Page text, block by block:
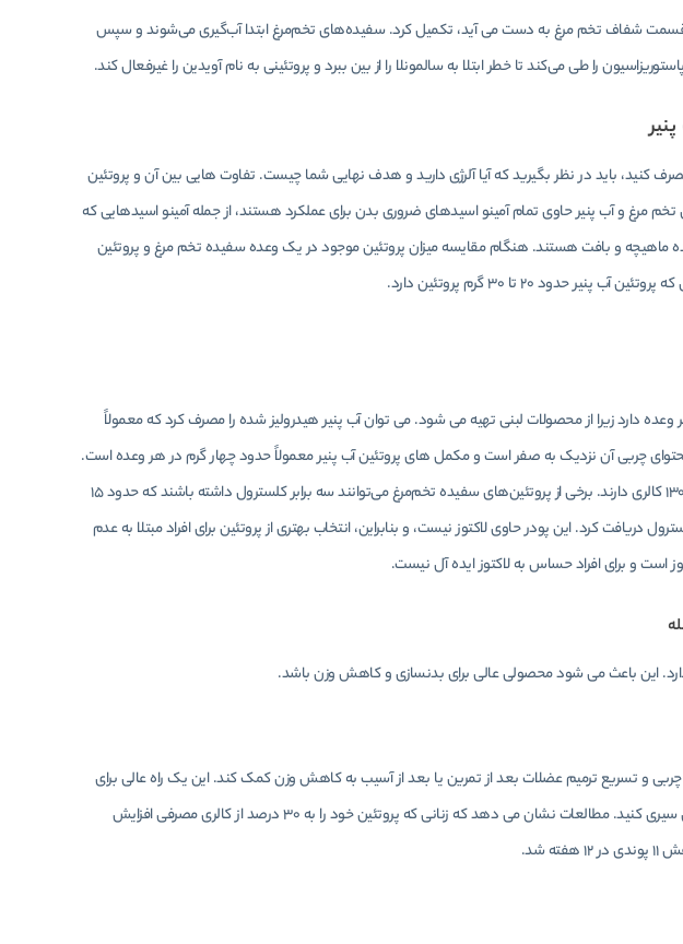
قسمت شفاف تخم مرغ به دست می آید، تکمیل کرد. سفیده‌های تخم‌مرغ ابتدا آب‌گیری می‌شوند و سپس
را طی می‌کند تا خطر ابتلا به سالمونلا را از بین ببرد و پروتئینی به نام آویدین را غیرفعال کند.
کنید، باید در نظر بگیرید که آیا آلرژی دارید و هدف نهایی شما چیست. تفاوت هایی بین آن و پروتئین
مرغ و آب پنیر حاوی تمام آمینو اسیدهای ضروری بدن برای عملکرد هستند، از جمله آمینو اسیدهایی که
ماهیچه و بافت هستند. هنگام مقایسه میزان پروتئین موجود در یک وعده سفیده تخم مرغ و پروتئین
وعده دارد زیرا از محصولات لبنی تهیه می شود. می توان آب پنیر هیدرولیز شده را مصرف کرد که معمولاً
چربی آن نزدیک به صفر است و مکمل های پروتئین آب پنیر معمولاً حدود چهار گرم در هر وعده است.
هم پروتئین سفیده تخم مرغ و هم پروتئین آب پنیر حدود 120 تا 130 کالری دارند. برخی از پروتئین‌های سفیده تخم‌مرغ می‌توانند سه برابر کلسترول داشته باشند که حدود 15
کرد. این پودر حاوی لاکتوز نیست، و بنابراین، انتخاب بهتری از پروتئین برای افراد مبتلا به عدم
است و برای افراد حساس به لاکتوز ایده آل نیست.
دارد. این باعث می شود محصولی عالی برای بدنسازی و کاهش وزن باشد.
و تسریع ترمیم عضلات بعد از تمرین یا بعد از آسیب به کاهش وزن کمک کند. این یک راه عالی برای
سیر کردن اشتها است و به شما کمک می کند بعد از غذا احساس سیری کنید. مطالعات نشان می دهد که زنانی که پروتئین خود را به 30 درصد از کالری مصرفی افزایش